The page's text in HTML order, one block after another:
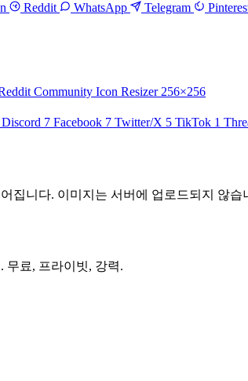
Reddit WhatsApp Telegram
Community Icon Resizer 256×256
Discord 7 Facebook 7 Twitter/X 5 TikTok 1
집니다. 이미지는 서버에 업로드되지 않습
무료, 프라이빗, 강력.